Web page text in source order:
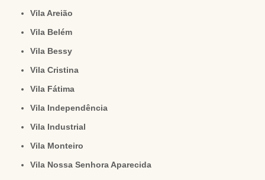
Vila Areião
Vila Belém
Vila Bessy
Vila Cristina
Vila Fátima
Vila Independência
Vila Industrial
Vila Monteiro
Vila Nossa Senhora Aparecida